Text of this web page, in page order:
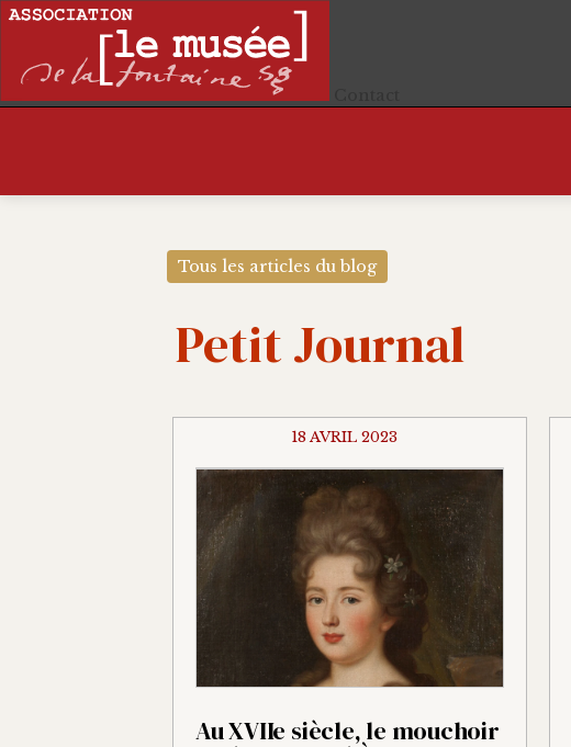
Tous les articles du blog
Petit Journal
18 AVRIL 2023
Au XVIIe siècle, le mouchoir